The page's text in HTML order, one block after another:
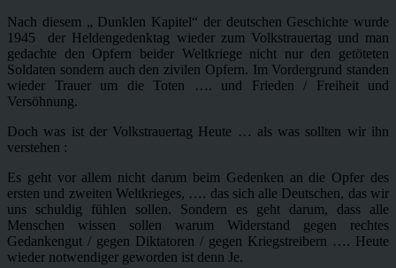
Nach diesem „ Dunklen Kapitel“ der deutschen Geschichte wurde
1945 der Heldengedenktag wieder zum Volkstrauertag und man
gedachte den Opfern beider Weltkriege nicht nur den getöteten
Soldaten sondern auch den zivilen Opfern. Im Vordergrund standen
wieder Trauer um die Toten …. und Frieden / Freiheit und
Versöhnung.
Doch was ist der Volkstrauertag Heute … als was sollten wir ihn
verstehen :
Es geht vor allem nicht darum beim Gedenken an die Opfer des
ersten und zweiten Weltkrieges, …. das sich alle Deutschen, das wir
uns schuldig fühlen sollen. Sondern es geht darum, dass alle
Menschen wissen sollen warum Widerstand gegen rechtes
Gedankengut / gegen Diktatoren / gegen Kriegstreibern …. Heute
wieder notwendiger geworden ist denn Je.